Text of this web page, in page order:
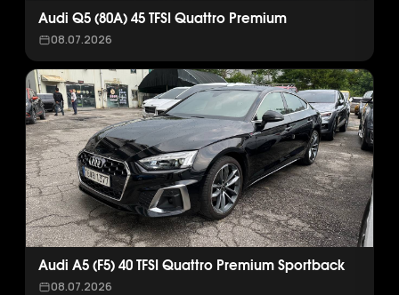
Audi Q5 (80A) 45 TFSI Quattro Premium
08.07.2026
Audi A5 (F5) 40 TFSI Quattro Premium Sportback
08.07.2026